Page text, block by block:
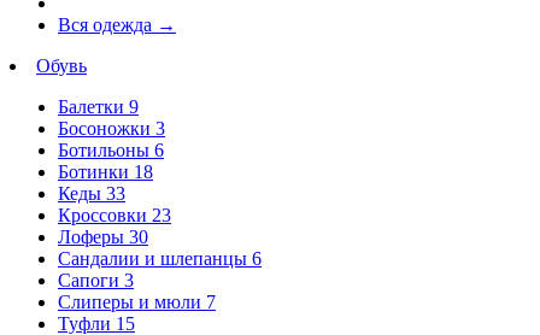
Вся одежда →
Обувь
Балетки 9
Босоножки 3
Ботильоны 6
Ботинки 18
Кеды 33
Кроссовки 23
Лоферы 30
Сандалии и шлепанцы 6
Сапоги 3
Слиперы и мюли 7
Туфли 15